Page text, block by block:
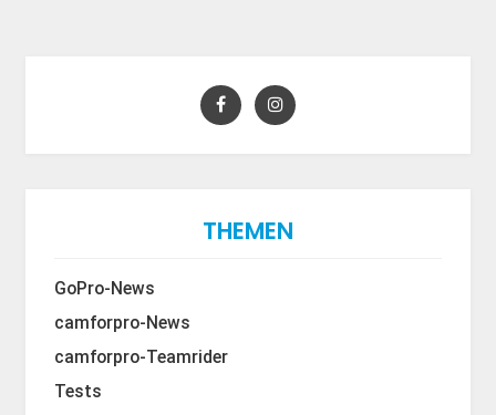
THEMEN
GoPro-News
camforpro-News
camforpro-Teamrider
Tests